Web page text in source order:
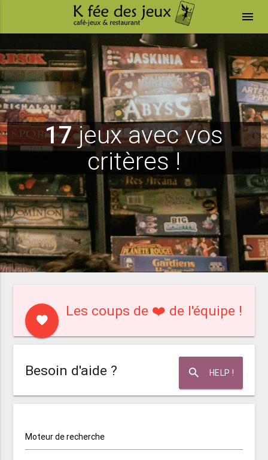
menu
17jeux avec vos
critères !
favorite
Les coups de ❤️ de l'équipe !
search HELP !
Besoin d'aide ?
Moteur de recherche